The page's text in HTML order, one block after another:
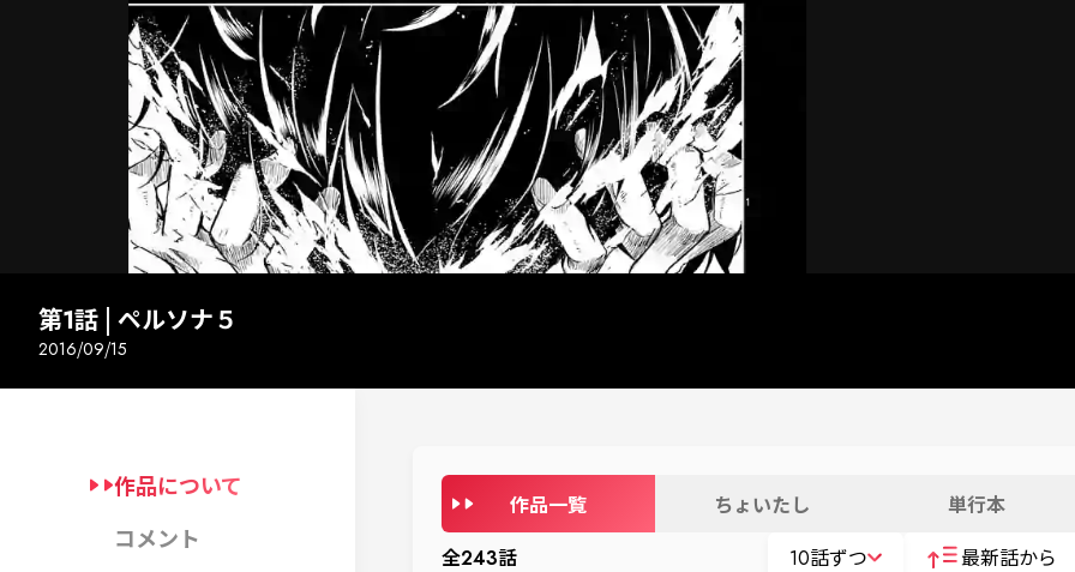
次話
第1話 | ペルソナ５
2016/09/15
作品について
コメント
作品一覧 ちょいたし
単行本
全243話 10話ずつ 最新話から